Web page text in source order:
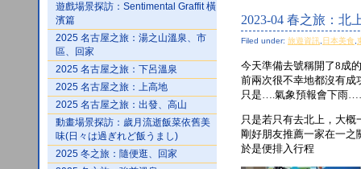
遊戲場景探訪：Sentimental Graffit 橫
濱篇
2025 名古屋之旅：湯之山溫泉、市
區、回家
2025 名古屋之旅：下呂溫泉
2025 名古屋之旅：上高地
2025 名古屋之旅：出發、高山
動畫場景探訪：歲月流逝飯菜依舊美
味(日々は過ぎれど飯うまし)
2025 冬之旅：隨便逛、回家
2023-04 春之旅：北
Filed under: 旅遊資訊 日本美食
今天準備去號稱開了8成
前兩次很不幸地都沒有成
只是….氣象預報會下雨
只是若只有去北上，大
剛好朋友推薦一家在一
於是便排入行程